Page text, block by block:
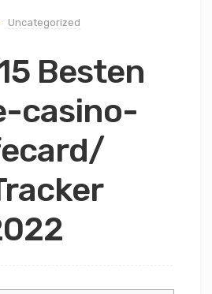
Uncategorized
Besten
casino-